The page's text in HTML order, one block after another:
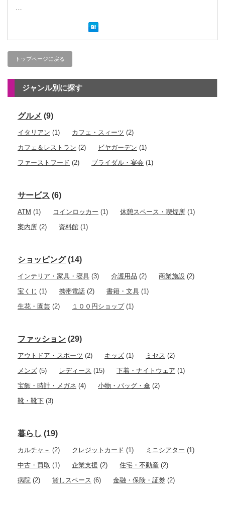
…
トップページに戻る
ジャンル別に探す
グルメ (9)
イタリアン (1) カフェ・スィーツ (2)
カフェ＆レストラン (2) ビヤガーデン (1)
ファーストフード (2) ブライダル・宴会 (1)
サービス (6)
ATM (1) コインロッカー (1) 休憩スペース・喫煙所 (1)
案内所 (2) 資料館 (1)
ショッピング(14)
インテリア・家具・寝具 (3) 介護用品 (2) 商業施設 (2)
宝くじ (1) 携帯電話 (2) 書籍・文具 (1)
生花・園芸 (2) １００円ショップ(1)
ファッション (29)
アウトドア・スポーツ (2) キッズ (1) ミセス (2)
メンズ (5) レディース (15) 下着・ナイトウェア (1)
宝飾・時計・メガネ (4) 小物・バッグ・傘 (2)
靴・靴下 (3)
暮らし (19)
カルチャ－ (2) クレジットカード (1) ミニシアター (1)
中古・買取 (1) 企業支援 (2) 住宅・不動産 (2)
病院 (2) 貸しスペース (6) 金融・保険・証券 (2)